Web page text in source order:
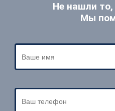
Не нашли то,
Мы